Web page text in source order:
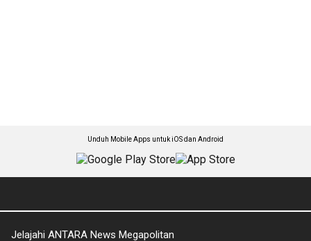
Unduh Mobile Apps untuk iOS dan Android
Jelajahi ANTARA News Megapolitan